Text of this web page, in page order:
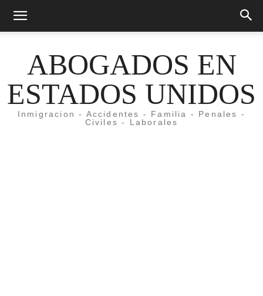
ABOGADOS EN
ESTADOS UNIDOS
Inmigracion - Accidentes - Familia - Penales -
Civiles - Laborales